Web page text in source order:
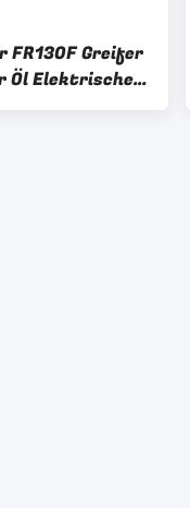
FR130F Greifer
Öl Elektrischer
für die